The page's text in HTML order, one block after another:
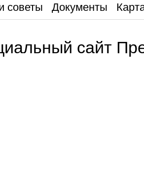
советы
Документы
сайт